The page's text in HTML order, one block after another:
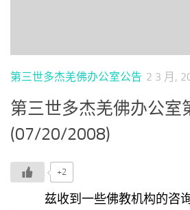
第三世多杰羌佛办公室公告 2 3 月,
第三世多杰羌佛办公室
(07/20/2008)
+2
兹收到一些佛教机构的咨询